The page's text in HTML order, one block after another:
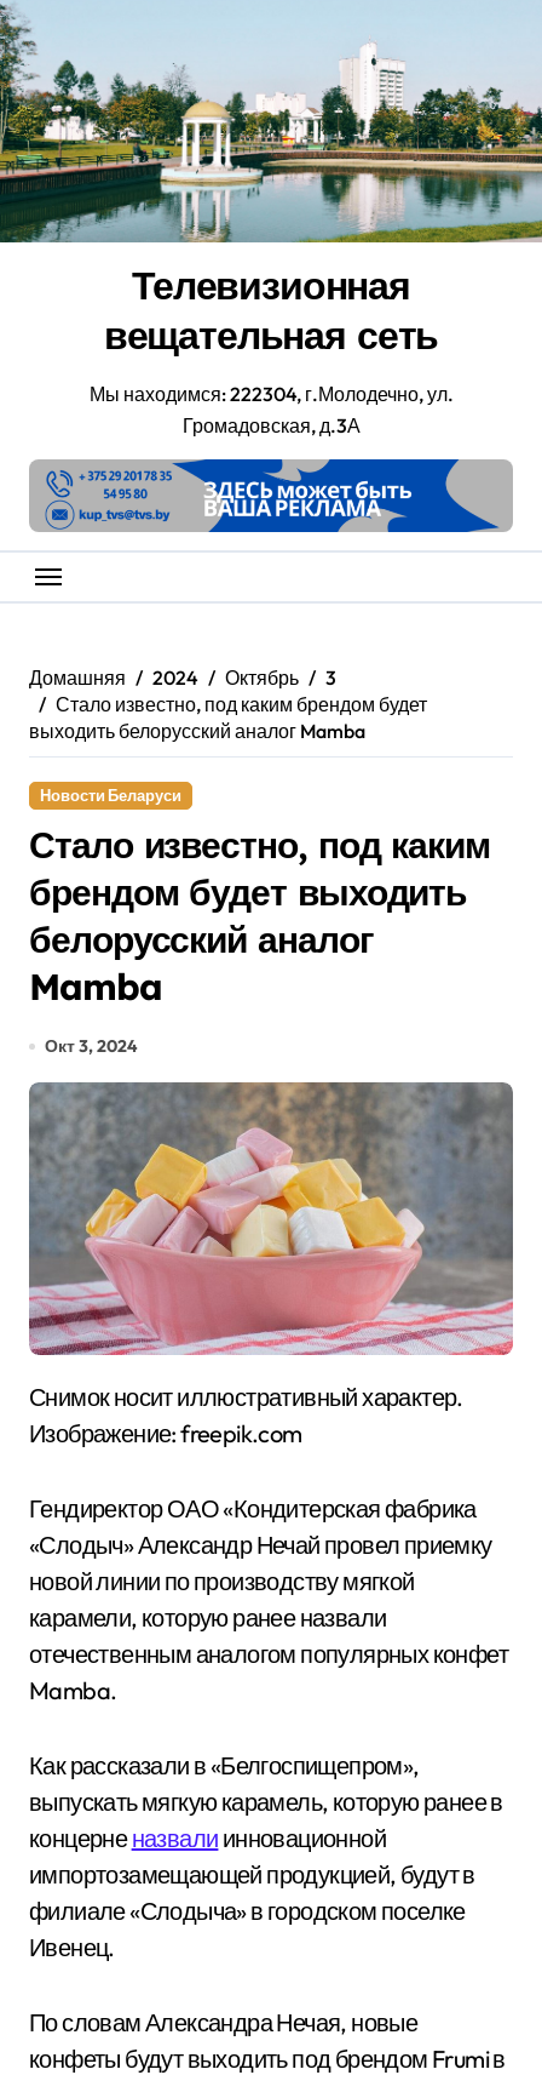
Перейти
к
содержанию
Телевизионная
вещательная сеть
Мы находимся: 222304, г.Молодечно, ул.
Громадовская, д.3А
Домашняя 2024 Октябрь
3
Стало известно, под каким брендом будет
выходить белорусский аналог Mamba
Новости Беларуси
Стало известно, под каким
брендом будет выходить
белорусский аналог
Mamba
Окт 3, 2024
Снимок носит иллюстративный характер.
Изображение: freepik.com
Гендиректор ОАО «Кондитерская фабрика
«Слодыч» Александр Нечай провел приемку
новой линии по производству мягкой
карамели, которую ранее назвали
отечественным аналогом популярных конфет
Mamba.
Как рассказали в «Белгоспищепром»,
выпускать мягкую карамель, которую ранее в
концерненазвали инновационной
импортозамещающей продукцией, будут в
филиале «Слодыча» в городском поселке
Ивенец.
По словам Александра Нечая, новые
конфеты будут выходить под брендом Frumi в